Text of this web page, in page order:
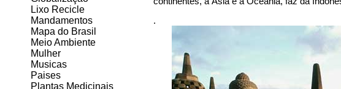
Lixo Recicle
Mandamentos
Mapa do Brasil
Meio Ambiente
Mulher
Musicas
Paises
Plantas Medicinais
.